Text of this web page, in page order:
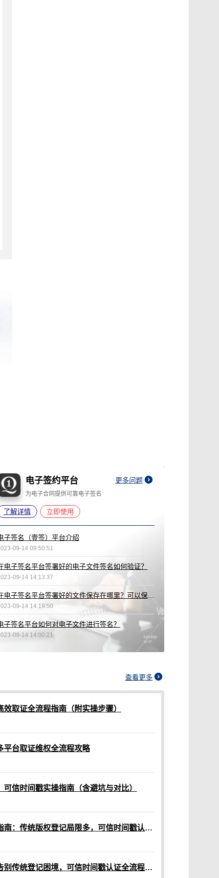
电子签约平台 更多问题
为电子合同提供可靠电子签名
了解详情 立即使用
子签名（壹签）平台介绍
09-14 09:50:51
电子签名平台签署好的电子文件签名如何验证？
09-14 14:13:37
09-14 14:19:50
子签名平台如何对电子文件进行签名？
09-14 14:00:21
查看更多
取证全流程指南（附实操步骤）
平台取证维权全流程攻略
信时间戳实操指南（含避坑与对比）
网络作品版权保护全流程指南：传统版权登记局限多，可信时间戳认证来助力
原创作品版权保护指南：告别传统登记困境，可信时间戳认证全流程解析